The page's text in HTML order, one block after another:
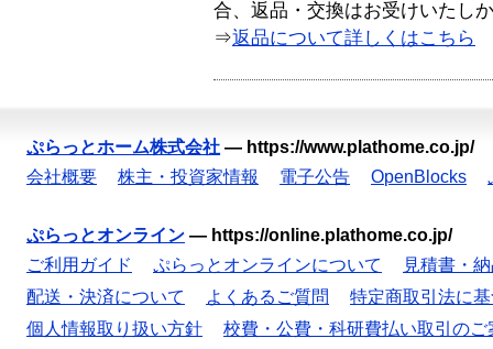
合、返品・交換はお受けいたし
⇒返品について詳しくはこちら
ぷらっとホーム株式会社 — https://www.plathome.co.jp/
会社概要
株主・投資家情報 電子公告 OpenBlocks
ぷらっとオンライン — https://online.plathome.co.jp/
ご利用ガイド
ぷらっとオンラインについて
見積書・
配送・決済について
よくあるご質問
特定商取引法に
個人情報取り扱い方針
校費・公費・科研費払い取引のご